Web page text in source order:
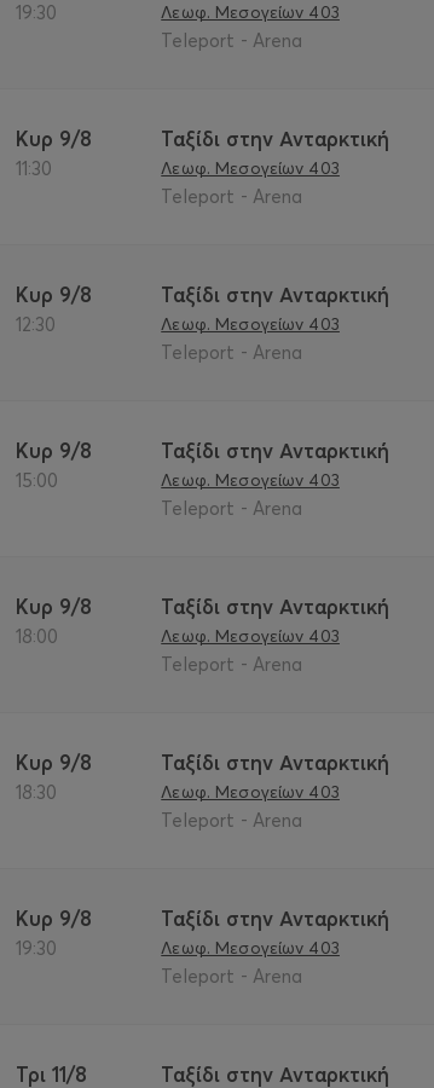
19:30 Λεωφ. Μεσογείων 403
Teleport - Arena
Κυρ 9/8
11:30
Ταξίδι στην Ανταρκτική
Λεωφ. Μεσογείων 403
Teleport - Arena
Κυρ 9/8
12:30
Ταξίδι στην Ανταρκτική
Λεωφ. Μεσογείων 403
Teleport - Arena
Κυρ 9/8
15:00
Ταξίδι στην Ανταρκτική
Λεωφ. Μεσογείων 403
Teleport - Arena
Κυρ 9/8
18:00
Ταξίδι στην Ανταρκτική
Λεωφ. Μεσογείων 403
Teleport - Arena
Κυρ 9/8
18:30
Ταξίδι στην Ανταρκτική
Λεωφ. Μεσογείων 403
Teleport - Arena
Κυρ 9/8
19:30
Ταξίδι στην Ανταρκτική
Λεωφ. Μεσογείων 403
Teleport - Arena
Τρι 11/8 Ταξίδι στην Ανταρκτική